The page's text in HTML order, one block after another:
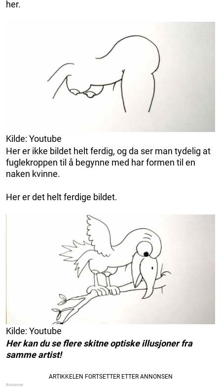
her.
Kilde: Youtube
Her er ikke bildet helt ferdig, og da ser man tydelig at
fuglekroppen til å begynne med har formen til en
naken kvinne.
Her er det helt ferdige bildet.
Kilde: Youtube
Her kan du se flere skitne optiske illusjoner fra
samme artist!